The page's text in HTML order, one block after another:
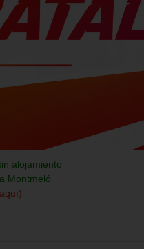
alojamiento
Montmeló